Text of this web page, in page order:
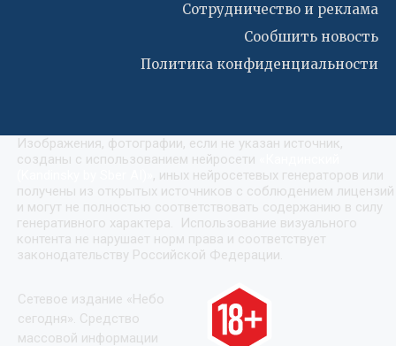
Сотрудничество и реклама
Сообшить новость
Политика конфиденциальности
Изображения, фотографии, если не указан источник,
созданы с использованием нейросети
, иных нейросетевых генераторов или
получены из открытых источников с соблюдением лицензий
и могут не полностью соответствовать содержанию в силу
генеративного характера. Использование визуального
контента не нарушает норм права и соответствует
законодательству Российской Федерации.
Сетевое издание «Небо
сегодня». Средство
массовой информации